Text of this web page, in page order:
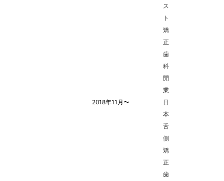
ス
ト
矯
正
歯
科
開
業
2018年11月〜
日
本
舌
側
矯
正
歯